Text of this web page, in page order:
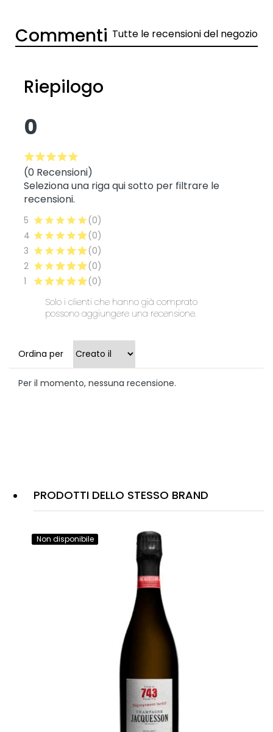
PRODOTTI DELLO STESSO BRAND
Non disponibile
Commenti Tutte le recensioni del negozio
Riepilogo
0
(0 Recensioni)
Seleziona una riga qui sotto per filtrare le
recensioni.
5
(0)
4
(0)
3
(0)
2
(0)
1
(0)
Solo i clienti che hanno già comprato
possono aggiungere una recensione.
Ordina per
Per il momento, nessuna recensione.